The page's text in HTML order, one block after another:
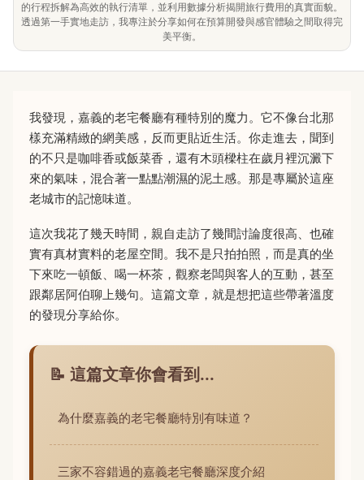
的行程拆解為高效的執行清單，並利用數據分析揭開旅行費用的真實面貌。
透過第一手實地走訪，我專注於分享如何在預算開發與感官體驗之間取得完
美平衡。
我發現，嘉義的老宅餐廳有種特別的魔力。它不像台北那
樣充滿精緻的網美感，反而更貼近生活。你走進去，聞到
的不只是咖啡香或飯菜香，還有木頭樑柱在歲月裡沉澱下
來的氣味，混合著一點點潮濕的泥土感。那是專屬於這座
老城市的記憶味道。
這次我花了幾天時間，親自走訪了幾間討論度很高、也確
實有真材實料的老屋空間。我不是只拍拍照，而是真的坐
下來吃一頓飯、喝一杯茶，觀察老闆與客人的互動，甚至
跟鄰居阿伯聊上幾句。這篇文章，就是想把這些帶著溫度
的發現分享給你。
📝 這篇文章你會看到...
為什麼嘉義的老宅餐廳特別有味道？
三家不容錯過的嘉義老宅餐廳深度介紹